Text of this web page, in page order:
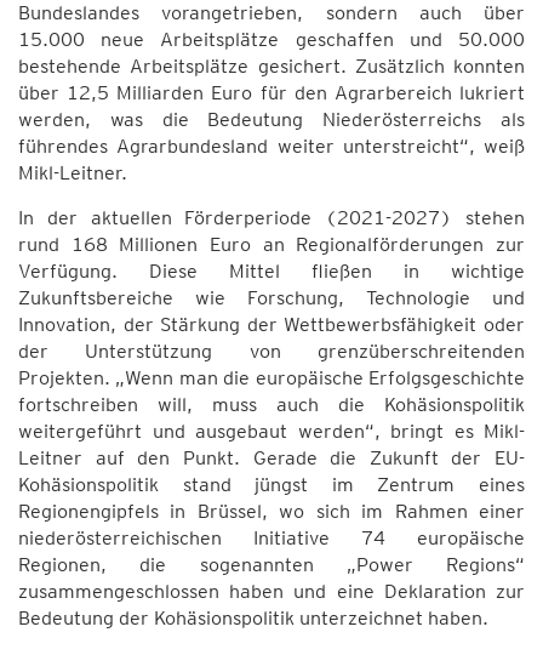
Bundeslandes vorangetrieben, sondern auch über
15.000 neue Arbeitsplätze geschaffen und 50.000
bestehende Arbeitsplätze gesichert. Zusätzlich konnten
über 12,5 Milliarden Euro für den Agrarbereich lukriert
werden, was die Bedeutung Niederösterreichs als
führendes Agrarbundesland weiter unterstreicht“, weiß
Mikl-Leitner.
In der aktuellen Förderperiode (2021-2027) stehen
rund 168 Millionen Euro an Regionalförderungen zur
Verfügung. Diese Mittel fließen in wichtige
Zukunftsbereiche wie Forschung, Technologie und
Innovation, der Stärkung der Wettbewerbsfähigkeit oder
der Unterstützung von grenzüberschreitenden
Projekten. „Wenn man die europäische Erfolgsgeschichte
fortschreiben will, muss auch die Kohäsionspolitik
weitergeführt und ausgebaut werden“, bringt es Mikl-
Leitner auf den Punkt. Gerade die Zukunft der EU-
Kohäsionspolitik stand jüngst im Zentrum eines
Regionengipfels in Brüssel, wo sich im Rahmen einer
niederösterreichischen Initiative 74 europäische
Regionen, die sogenannten „Power Regions“
zusammengeschlossen haben und eine Deklaration zur
Bedeutung der Kohäsionspolitik unterzeichnet haben.